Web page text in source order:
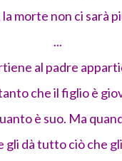
la morte non ci sarà
...
al padre
che il figlio è
è suo. Ma
gli dà tutto ciò che